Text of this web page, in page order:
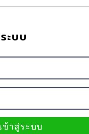
ะบบ
เข้าสู่ระบบ